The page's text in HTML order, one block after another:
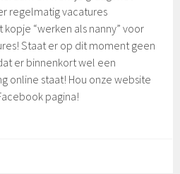
regelmatig vacatures
“werken als nanny” voor
Staat er op dit moment geen
er binnenkort wel een
online staat! Hou onze website
pagina!